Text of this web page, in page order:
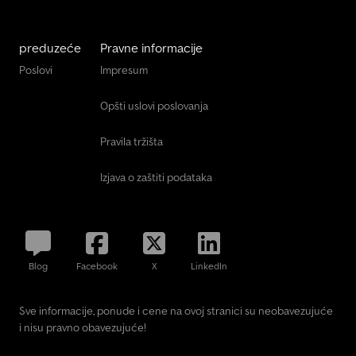
preduzeće
Poslovi
Pravne informacije
Impresum
Opšti uslovi poslovanja
Pravila tržišta
Izjava o zaštiti podataka
Blog Facebook X LinkedIn
Sve informacije, ponude i cene na ovoj stranici su neobavezujuće
i nisu pravno obavezujuće!